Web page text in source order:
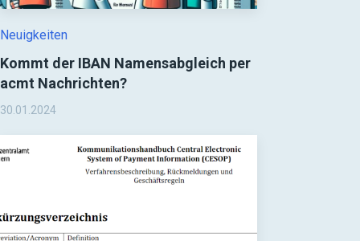
Neuigkeiten
Kommt der IBAN Namensabgleich per
acmt Nachrichten?
30.01.2024